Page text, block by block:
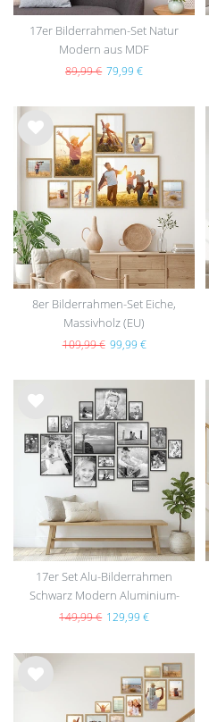
17er Bilderrahmen-Set Natur
Modern aus MDF
89,99 € 79,99 €
nsc
hlist
8er Bilderrahmen-Set Eiche,
Massivholz (EU)
109,99 € 99,99 €
nsc
hlist
17er Set Alu-Bilderrahmen
Schwarz Modern Aluminium-
Rahmen
149,99 € 129,99 €